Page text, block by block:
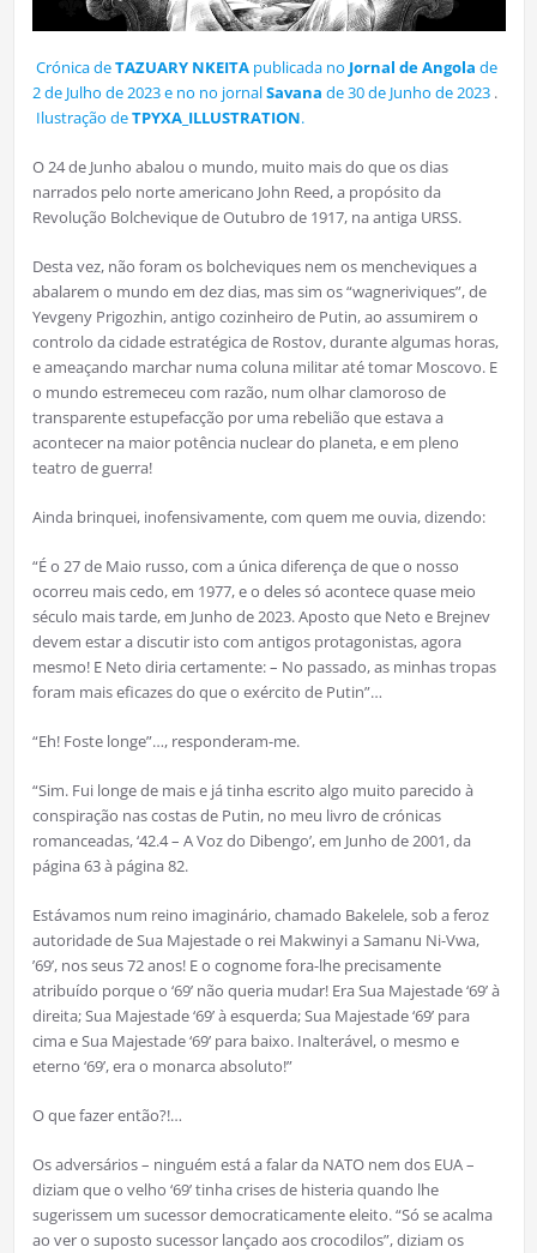
Crónica deTAZUARY NKEITApublicada no Jornal de Angola de
2 de Julho de 2023 e no no jornalSavana de 30 de Junho de 2023 .
Ilustração deTPYXA_ILLUSTRATION.
O 24 de Junho abalou o mundo, muito mais do que os dias
narrados pelo norte americano John Reed, a propósito da
Revolução Bolchevique de Outubro de 1917, na antiga URSS.
Desta vez, não foram os bolcheviques nem os mencheviques a
abalarem o mundo em dez dias, mas sim os “wagneriviques”, de
Yevgeny Prigozhin, antigo cozinheiro de Putin, ao assumirem o
controlo da cidade estratégica de Rostov, durante algumas horas,
e ameaçando marchar numa coluna militar até tomar Moscovo. E
o mundo estremeceu com razão, num olhar clamoroso de
transparente estupefacção por uma rebelião que estava a
acontecer na maior potência nuclear do planeta, e em pleno
teatro de guerra!
Ainda brinquei, inofensivamente, com quem me ouvia, dizendo:
“É o 27 de Maio russo, com a única diferença de que o nosso
ocorreu mais cedo, em 1977, e o deles só acontece quase meio
século mais tarde, em Junho de 2023. Aposto que Neto e Brejnev
devem estar a discutir isto com antigos protagonistas, agora
mesmo! E Neto diria certamente: – No passado, as minhas tropas
foram mais eficazes do que o exército de Putin”…
“Eh! Foste longe”…, responderam-me.
“Sim. Fui longe de mais e já tinha escrito algo muito parecido à
conspiração nas costas de Putin, no meu livro de crónicas
romanceadas, ‘42.4 – A Voz do Dibengo’, em Junho de 2001, da
página 63 à página 82.
Estávamos num reino imaginário, chamado Bakelele, sob a feroz
autoridade de Sua Majestade o rei Makwinyi a Samanu Ni-Vwa,
’69’, nos seus 72 anos! E o cognome fora-lhe precisamente
atribuído porque o ‘69’ não queria mudar! Era Sua Majestade ‘69’ à
direita; Sua Majestade ‘69’ à esquerda; Sua Majestade ‘69’ para
cima e Sua Majestade ‘69’ para baixo. Inalterável, o mesmo e
eterno ‘69’, era o monarca absoluto!”
O que fazer então?!…
Os adversários – ninguém está a falar da NATO nem dos EUA –
diziam que o velho ‘69’ tinha crises de histeria quando lhe
sugerissem um sucessor democraticamente eleito. “Só se acalma
ao ver o suposto sucessor lançado aos crocodilos”, diziam os